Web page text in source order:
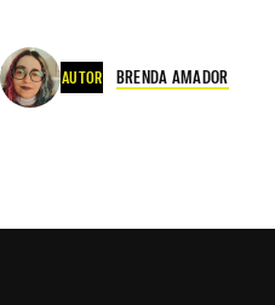
AUTOR BRENDA AMADOR